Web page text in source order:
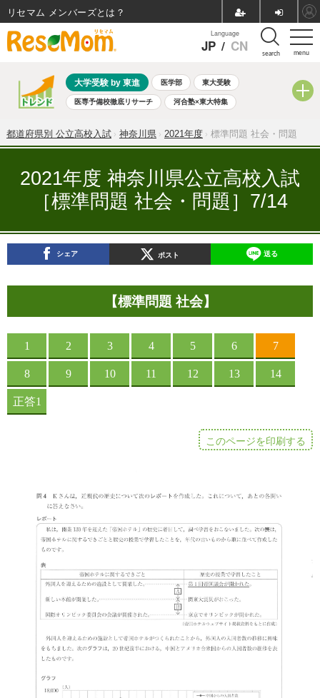
menu
Language
JP / CN search
大学受験 by 東進 医学部 東大受験
医専予備校徹底リサーチ 河合塾×東大特集
共通テスト 夏休み 8月開催学校説明会・相談会
自由研究教材（小学生向け） 自由研究教材（中学生向け）
ランキング
都道府県別 公立高校入試 神奈川県 2021年度 標準問題 社会・問題
2021年度 神奈川県公立高校入試
［標準問題 社会・問題］7/14
シェア ポスト 送る
【標準問題 社会】
このページを印刷する
リセマム メンバーズ